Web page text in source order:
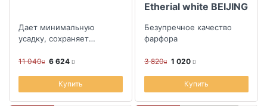
Дает минимальную
усадку, сохраняет
при многократных
11 040 6 624
Купить
Etherial white BEIJING
Безупречное качество
фарфора
3 820 1 020
Купить